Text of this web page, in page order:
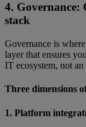
4. Governance:
stack
Governance is
layer that ensures
IT ecosystem, not
Three dimensions
1. Platform